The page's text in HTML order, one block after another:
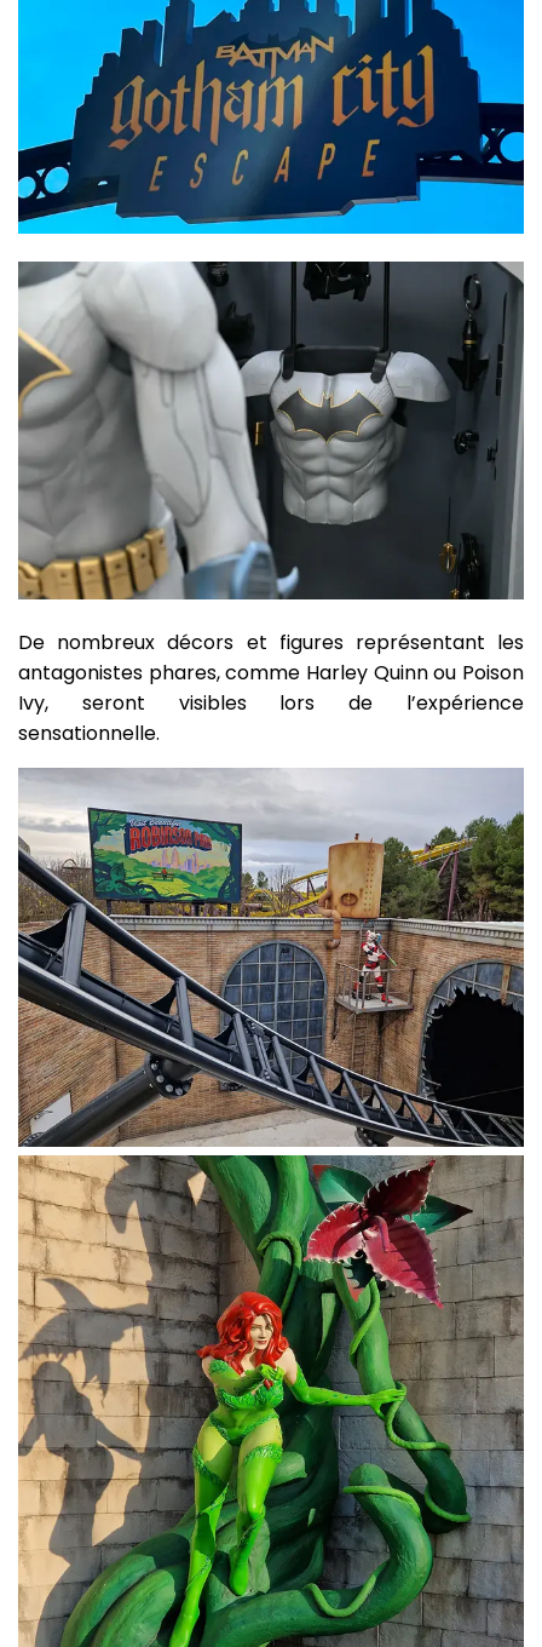
De nombreux décors et figures représentant les
antagonistes phares, comme Harley Quinn ou Poison
Ivy, seront visibles lors de l’expérience
sensationnelle.